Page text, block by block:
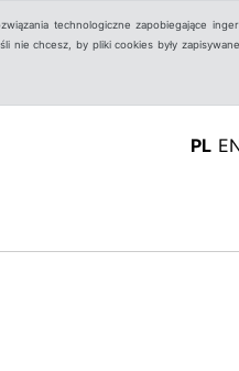
technologiczne zapobiegające
nie chcesz, by pliki cookies były
PL